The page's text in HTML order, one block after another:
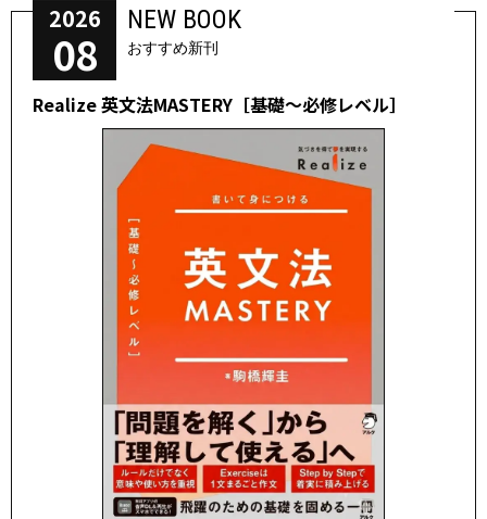
2026
08
NEW BOOK
おすすめ新刊
Realize 英文法MASTERY［基礎～必修レベル］